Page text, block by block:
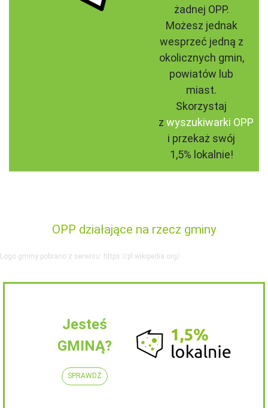
żadnej OPP.
Możesz jednak
wesprzeć jedną z
okolicznych gmin,
powiatów lub
miast.
Skorzystaj
z wyszukiwarki OPP
i przekaż swój
1,5% lokalnie!
OPP działające na rzecz gminy
Logo gminy pobrano z serwisu: https://pl.wikipedia.org/
Jesteś
GMINĄ?
SPRAWDŹ